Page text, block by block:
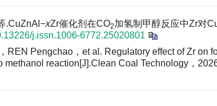
.CuZnAl−xZr催化剂在CO2加氢制甲醇反应中Zr对
j.issn.1006-6772.25020801
REN Pengchao，et al. Regulatory effect of Zr on
methanol reaction[J].Clean Coal Technology，